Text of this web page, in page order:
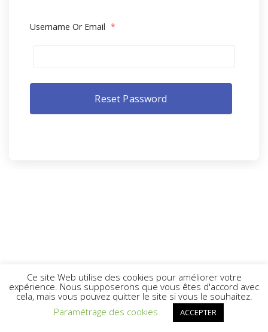
Username Or Email *
Ce site Web utilise des cookies pour améliorer votre
expérience. Nous supposerons que vous êtes d'accord avec
cela, mais vous pouvez quitter le site si vous le souhaitez.
Paramétrage des cookies
ACCEPTER